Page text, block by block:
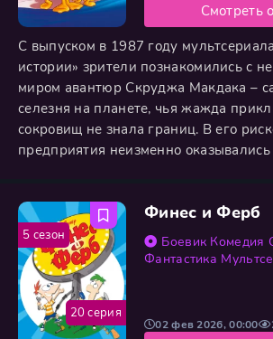
С выпуском в 1987 году
истории» зрители познакомились с
миром авантюр Скруджа Макдака –
селезня на планете, чья жажда
сокровищ не знала границ. В его
предприятия неизменно
пилот Главгон, чьи летные навыки не
команду. Их жаркие схватки с
— хитрым Флинтхартом Гломгольдом
Смотреть
Финес и Ферб
Боевик Комедия
Фантастика
02 фев 2026, 00:00
20 серия
5 сезон